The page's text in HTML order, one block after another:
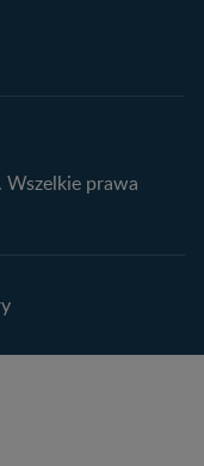
Wszelkie prawa